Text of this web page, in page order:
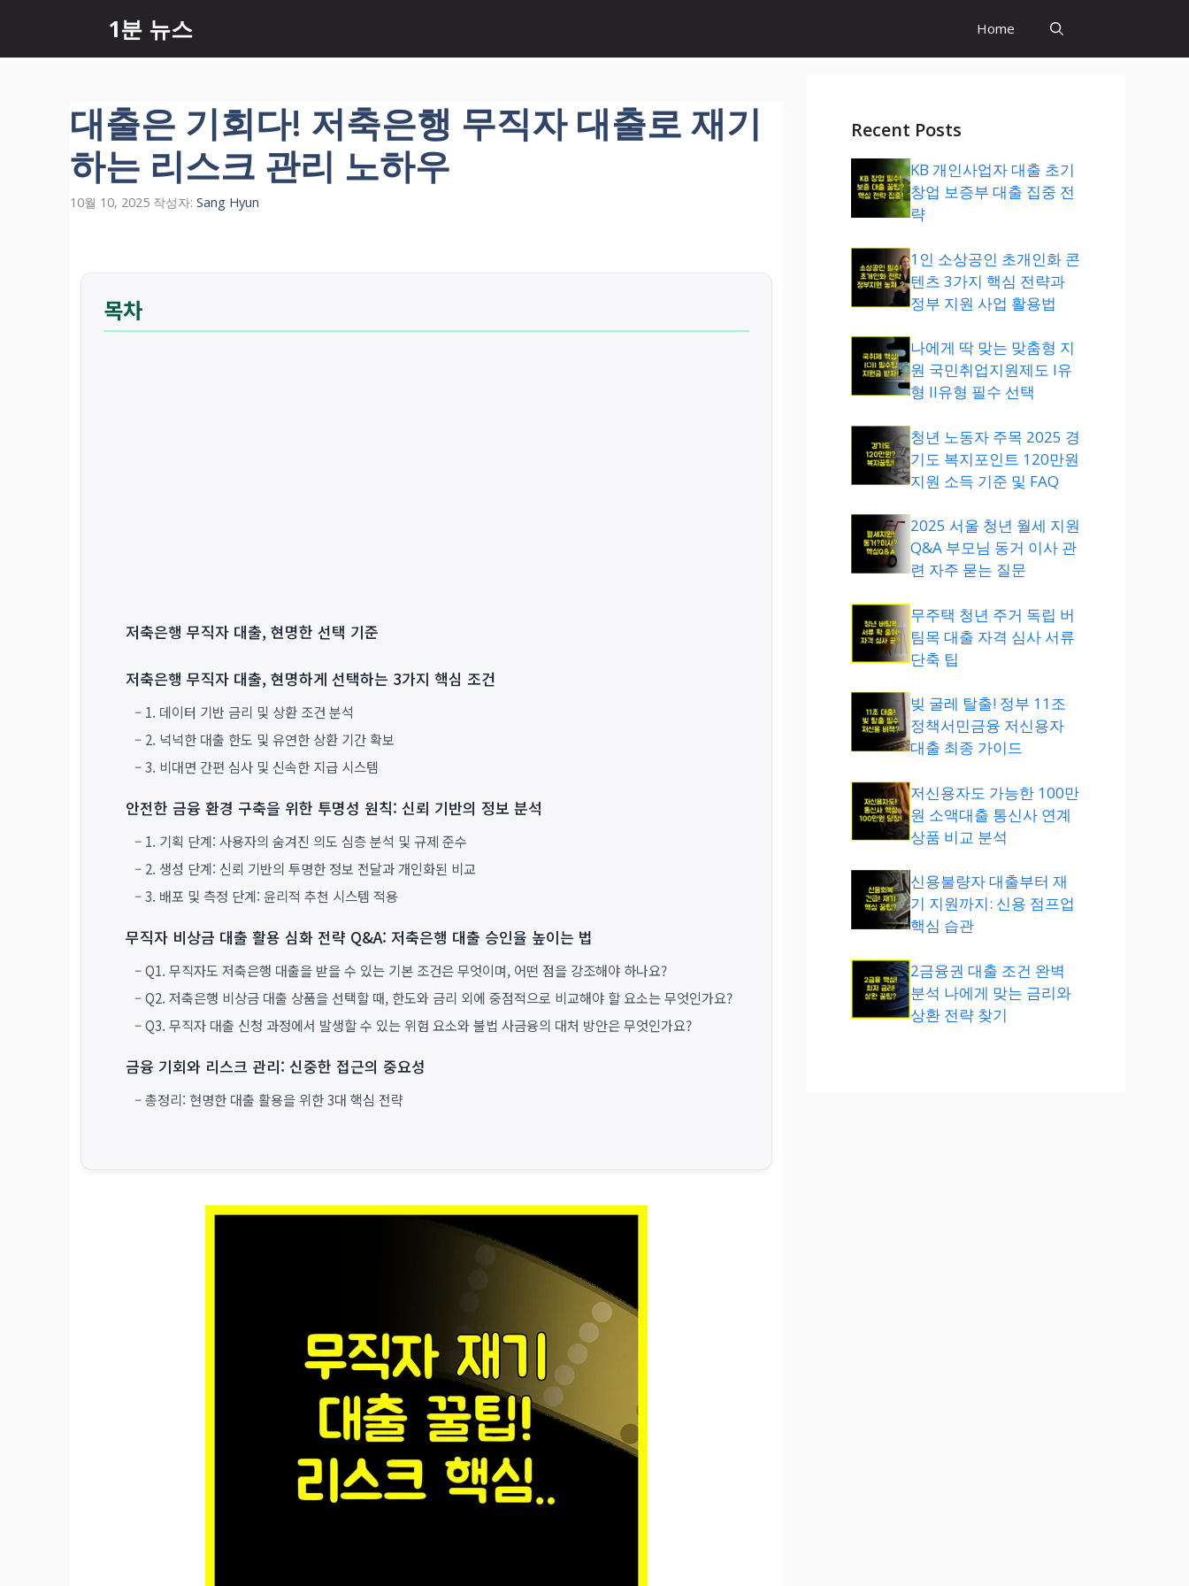
츠
1분 뉴스 Home
대출은 기회다! 저축은행 무직자 대출로 재기
하는 리스크 관리 노하우
10월 10, 2025 작성자: Sang Hyun
목차
저축은행 무직자 대출, 현명한 선택 기준
저축은행 무직자 대출, 현명하게 선택하는 3가지 핵심 조건
– 1. 데이터 기반 금리 및 상환 조건 분석
– 2. 넉넉한 대출 한도 및 유연한 상환 기간 확보
– 3. 비대면 간편 심사 및 신속한 지급 시스템
안전한 금융 환경 구축을 위한 투명성 원칙: 신뢰 기반의 정보 분석
– 1. 기획 단계: 사용자의 숨겨진 의도 심층 분석 및 규제 준수
– 2. 생성 단계: 신뢰 기반의 투명한 정보 전달과 개인화된 비교
– 3. 배포 및 측정 단계: 윤리적 추천 시스템 적용
무직자 비상금 대출 활용 심화 전략 Q&A: 저축은행 대출 승인율 높이는 법
– Q1. 무직자도 저축은행 대출을 받을 수 있는 기본 조건은 무엇이며, 어떤 점을 강조해야 하나요?
– Q2. 저축은행 비상금 대출 상품을 선택할 때, 한도와 금리 외에 중점적으로 비교해야 할 요소는 무엇인가요?
– Q3. 무직자 대출 신청 과정에서 발생할 수 있는 위험 요소와 불법 사금융의 대처 방안은 무엇인가요?
금융 기회와 리스크 관리: 신중한 접근의 중요성
– 총정리: 현명한 대출 활용을 위한 3대 핵심 전략
Recent Posts
KB 개인사업자 대출 초기
창업 보증부 대출 집중 전
략
1인 소상공인 초개인화 콘
텐츠 3가지 핵심 전략과
정부 지원 사업 활용법
나에게 딱 맞는 맞춤형 지
원 국민취업지원제도 I유
형 II유형 필수 선택
청년 노동자 주목 2025 경
기도 복지포인트 120만원
지원 소득 기준 및 FAQ
2025 서울 청년 월세 지원
Q&A 부모님 동거 이사 관
련 자주 묻는 질문
무주택 청년 주거 독립 버
팀목 대출 자격 심사 서류
단축 팁
빚 굴레 탈출! 정부 11조
정책서민금융 저신용자
대출 최종 가이드
저신용자도 가능한 100만
원 소액대출 통신사 연계
상품 비교 분석
신용불량자 대출부터 재
기 지원까지: 신용 점프업
핵심 습관
2금융권 대출 조건 완벽
분석 나에게 맞는 금리와
상환 전략 찾기